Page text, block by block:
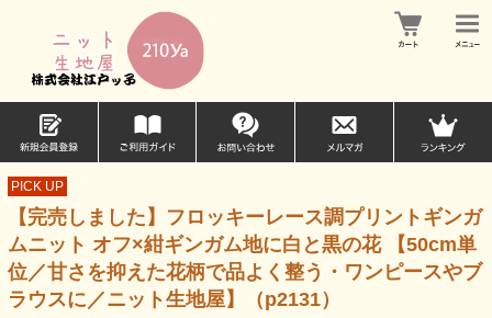
PICK UP
【完売しました】フロッキーレース調プリントギンガ
ムニット オフ×紺ギンガム地に白と黒の花 【50cm単
位／甘さを抑えた花柄で品よく整う・ワンピースやブ
ラウスに／ニット生地屋】（p2131）